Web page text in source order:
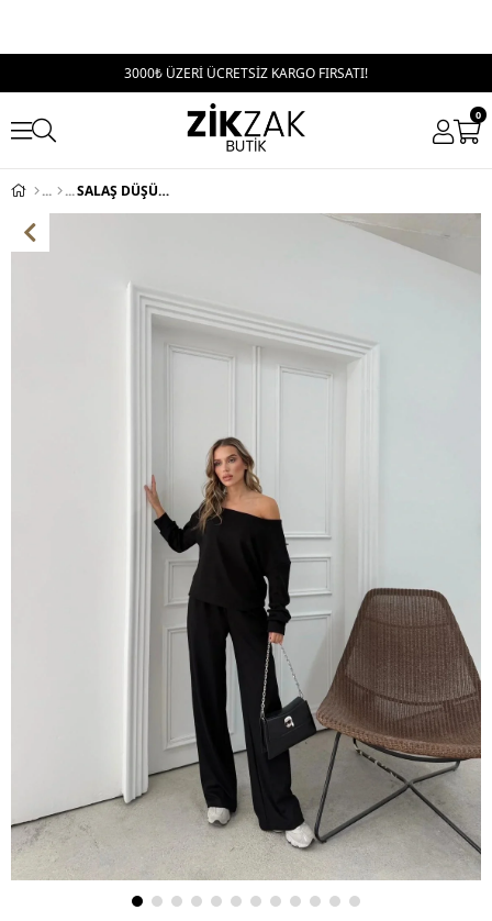
3000₺ ÜZERİ ÜCRETSİZ KARGO FIRSATI!
0
SALAŞ DÜŞÜK OMUZ BLUZ VE PANTOLONLU MODAL İKİLİ TAKIM SİYAH FRG-6011